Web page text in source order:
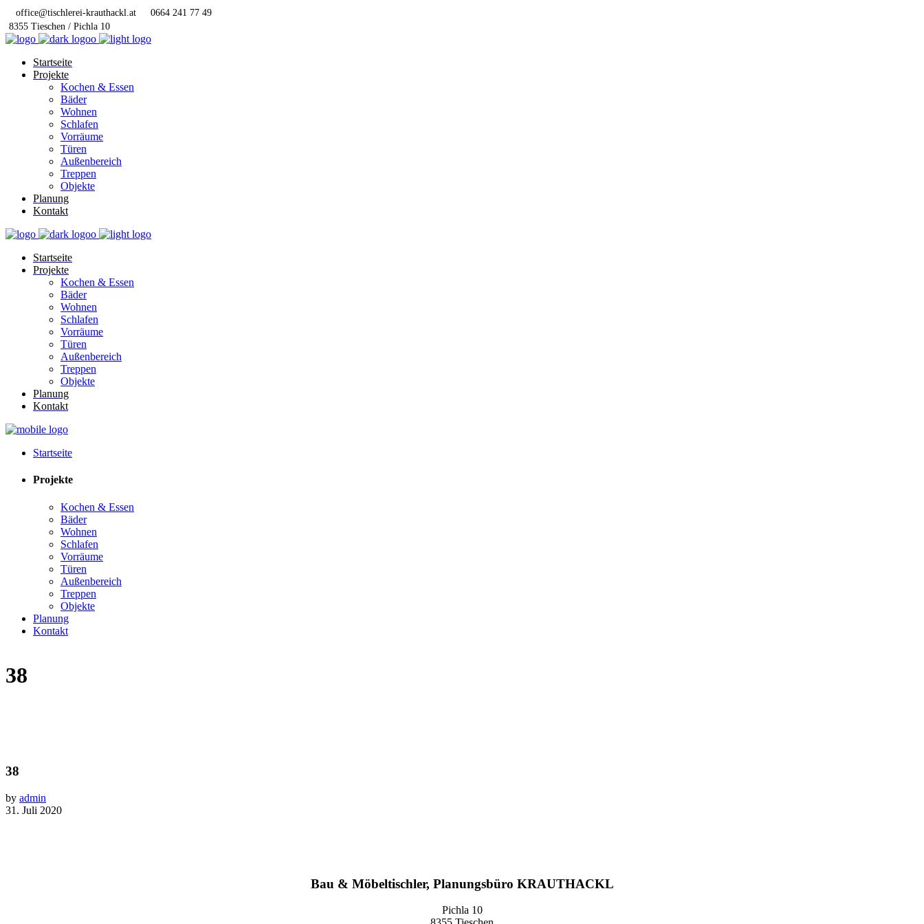
office@tischlerei-krauthackl.at
0664 241 77 49
8355 Tieschen / Pichla 10
Startseite
Projekte
Kochen & Essen
Bäder
Wohnen
Schlafen
Vorräume
Türen
Außenbereich
Treppen
Objekte
Planung
Kontakt
Startseite
Projekte
Kochen & Essen
Bäder
Wohnen
Schlafen
Vorräume
Türen
Außenbereich
Treppen
Objekte
Planung
Kontakt
Startseite
Projekte
Kochen & Essen
Bäder
Wohnen
Schlafen
Vorräume
Türen
Außenbereich
Treppen
Objekte
Planung
Kontakt
38
38
by admin
31. Juli 2020
Bau & Möbeltischler, Planungsbüro KRAUTHACKL
Pichla 10